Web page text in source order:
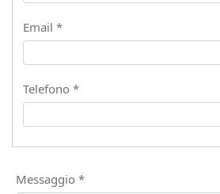
Email *
Telefono *
Messaggio *